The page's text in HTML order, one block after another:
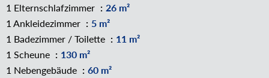
1 Elternschlafzimmer
26 m²
1 Ankleidezimmer
5 m²
1 Badezimmer / Toilette
11 m²
1 Scheune
130 m²
1 Nebengebäude
60 m²